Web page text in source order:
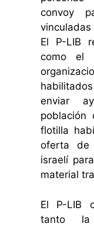
convoy
El P-LIB
como el
enviar
flotilla
oferta de
israelí
material
El P-LIB
tanto